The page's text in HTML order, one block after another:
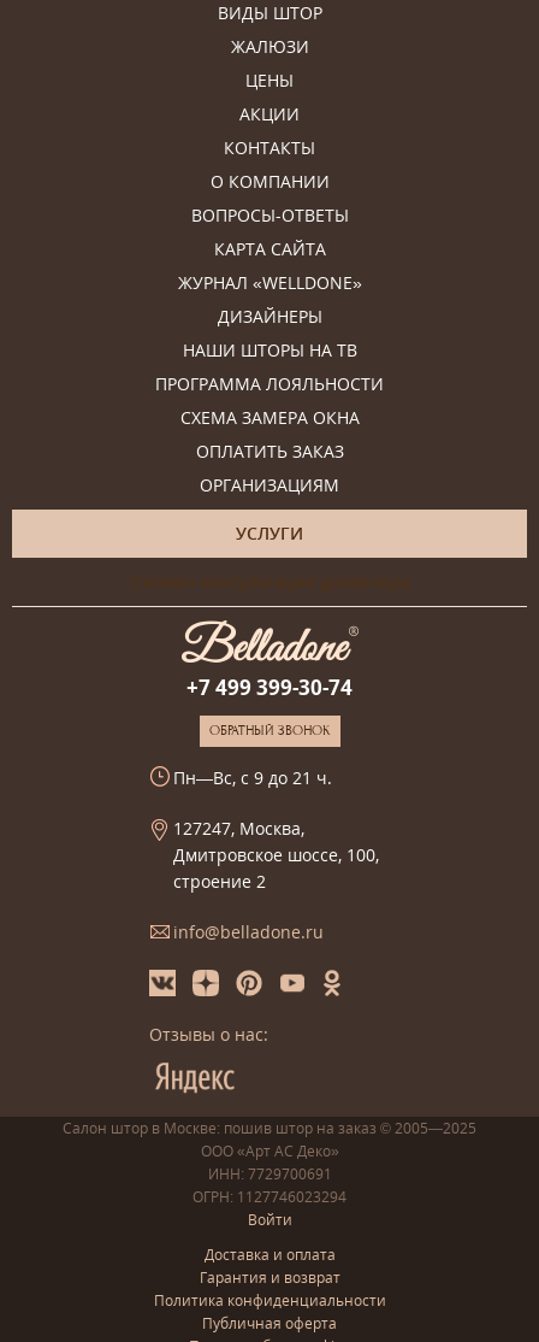
ВИДЫ ШТОР
ЖАЛЮЗИ
ЦЕНЫ
АКЦИИ
КОНТАКТЫ
О КОМПАНИИ
ВОПРОСЫ-ОТВЕТЫ
КАРТА САЙТА
ЖУРНАЛ «WELLDONE»
ДИЗАЙНЕРЫ
НАШИ ШТОРЫ НА ТВ
ПРОГРАММА ЛОЯЛЬНОСТИ
СХЕМА ЗАМЕРА ОКНА
ОПЛАТИТЬ ЗАКАЗ
ОРГАНИЗАЦИЯМ
УСЛУГИ
Онлайн-консультация дизайнера
+7 499 399-30-74
ОБРАТНЫЙ ЗВОНОК
Пн—Вс, с 9 до 21 ч.
127247, Москва,
Дмитровское шоссе, 100,
строение 2
info@belladone.ru
Отзывы о нас:
Салон штор в Москве: пошив штор на заказ © 2005—2025
ООО «Арт АС Деко»
ИНН: 7729700691
ОГРН: 1127746023294
Войти
Доставка и оплата
Гарантия и возврат
Политика конфиденциальности
Публичная оферта